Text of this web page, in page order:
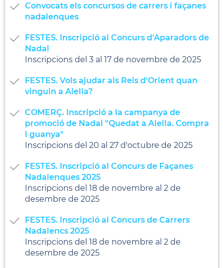
Convocats els concursos de carrers i façanes
nadalenques
FESTES. Inscripció al Concurs d'Aparadors de
Nadal
Inscripcions del 3 al 17 de novembre de 2025
FESTES. Vols ajudar als Reis d'Orient quan
vinguin a Alella?
COMERÇ. Inscripció a la campanya de
promoció de Nadal "Quedat a Alella. Compra
i guanya"
Inscripcions del 20 al 27 d'octubre de 2025
FESTES. Inscripció al Concurs de Façanes
Nadalenques 2025
Inscripcions del 18 de novembre al 2 de
desembre de 2025
FESTES. Inscripció al Concurs de Carrers
Nadalencs 2025
Inscripcions del 18 de novembre al 2 de
desembre de 2025